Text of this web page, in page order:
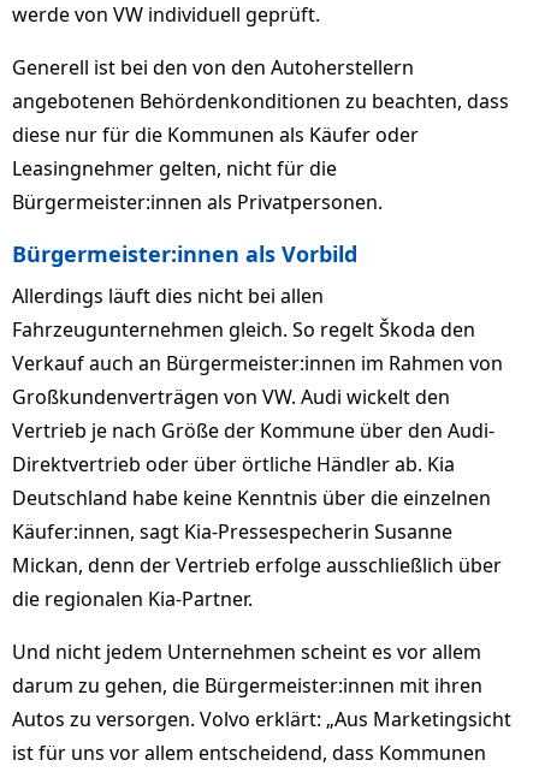
werde von VW individuell geprüft.
Generell ist bei den von den Autoherstellern
angebotenen Behördenkonditionen zu beachten, dass
diese nur für die Kommunen als Käufer oder
Leasingnehmer gelten, nicht für die
Bürgermeister:innen als Privatpersonen.
Bürgermeister:innen als Vorbild
Allerdings läuft dies nicht bei allen
Fahrzeugunternehmen gleich. So regelt Škoda den
Verkauf auch an Bürgermeister:innen im Rahmen von
Großkundenverträgen von VW. Audi wickelt den
Vertrieb je nach Größe der Kommune über den Audi-
Direktvertrieb oder über örtliche Händler ab. Kia
Deutschland habe keine Kenntnis über die einzelnen
Käu­fer:innen, sagt Kia-Pressespecherin Susanne
Mickan, denn der Vertrieb erfolge ausschließlich über
die regionalen Kia-Partner.
Und nicht jedem Unternehmen scheint es vor allem
darum zu gehen, die Bürgermeister:innen mit ihren
Autos zu versorgen. Volvo erklärt: „Aus Marketingsicht
ist für uns vor allem entscheidend, dass Kommunen